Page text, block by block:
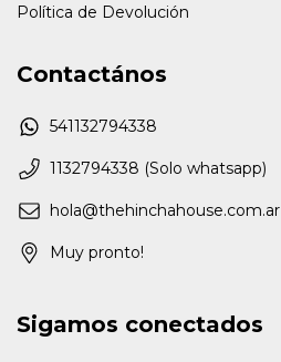
Política de Devolución
Contactános
541132794338
1132794338 (Solo whatsapp)
hola@thehinchahouse.com.ar
Muy pronto!
Sigamos conectados